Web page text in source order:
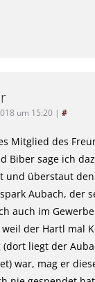
um 15:20 | #
Mitglied des
Biber sage ich
und überstaut
Aubach, der
auch im
der Hartl mal
(dort liegt der
war, mag er